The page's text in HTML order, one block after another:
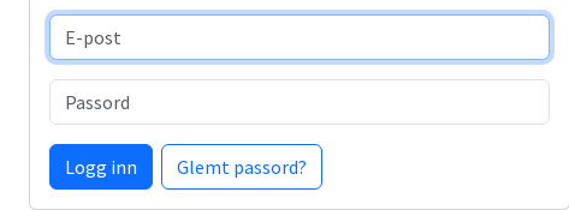
E-post
Passord
Logg inn Glemt passord?